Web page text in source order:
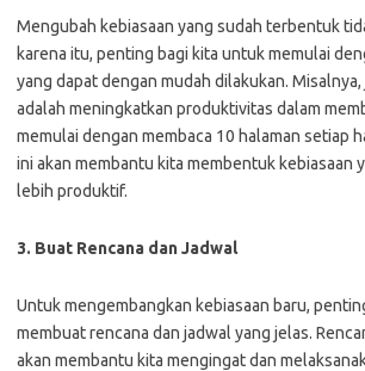
Mengubah kebiasaan yang sudah terbentuk
karena itu, penting bagi kita untuk memulai
yang dapat dengan mudah dilakukan.
adalah meningkatkan produktivitas dalam
memulai dengan membaca 10 halaman setiap
ini akan membantu kita membentuk kebiasaan
lebih produktif.
3. Buat Rencana dan Jadwal
Untuk mengembangkan kebiasaan baru,
membuat rencana dan jadwal yang jelas.
akan membantu kita mengingat dan